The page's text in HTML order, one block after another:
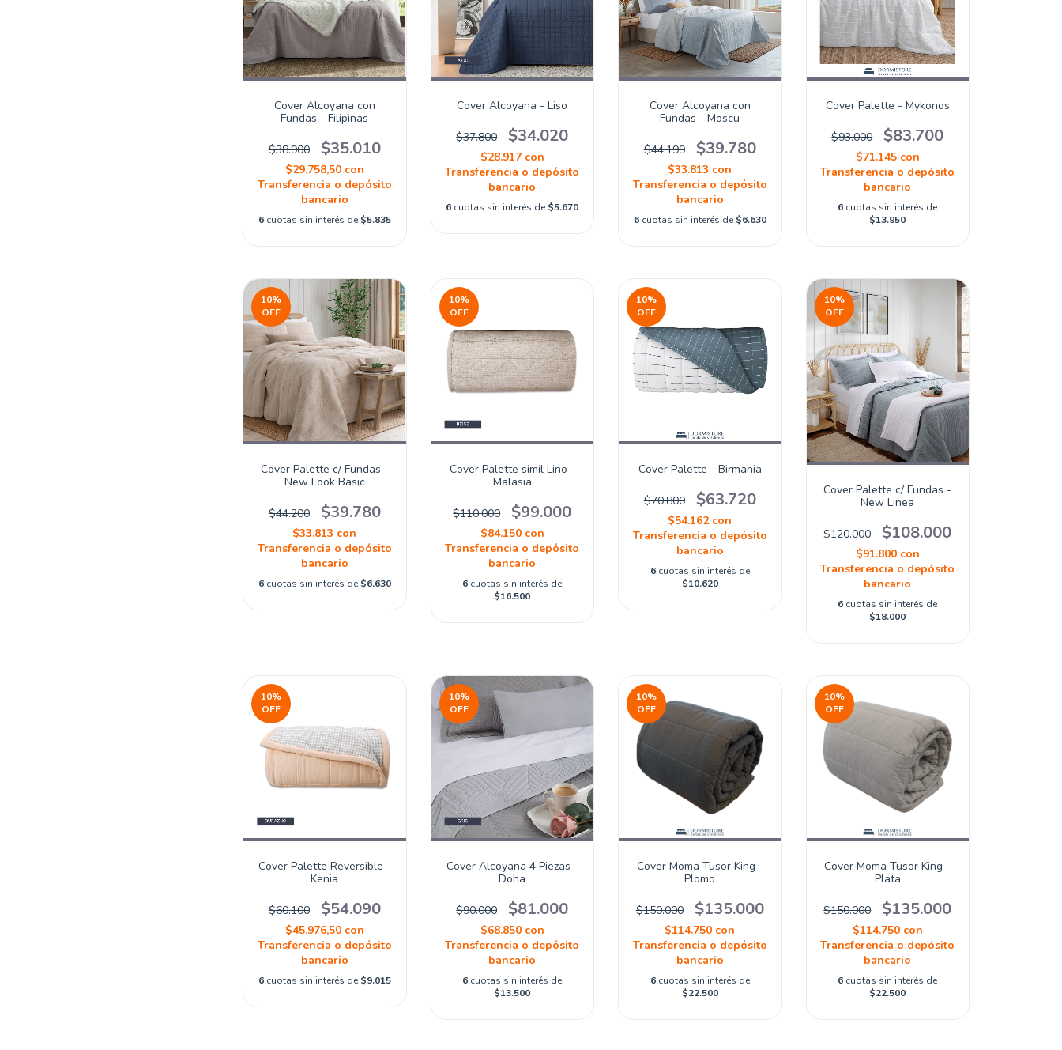
Cover Alcoyana con
Fundas - Filipinas
$38.900 $35.010
$29.758,50 con
Transferencia o depósito
bancario
6 cuotas sin interés de $5.835
Cover Alcoyana - Liso
$37.800 $34.020
$28.917 con
Transferencia o depósito
bancario
6 cuotas sin interés de $5.670
Cover Alcoyana con
Fundas - Moscu
$44.199 $39.780
$33.813 con
Transferencia o depósito
bancario
6 cuotas sin interés de $6.630
Cover Palette - Mykonos
$93.000 $83.700
$71.145 con
Transferencia o depósito
bancario
6 cuotas sin interés de
$13.950
10%
OFF
Cover Palette c/ Fundas -
New Look Basic
$44.200 $39.780
$33.813 con
Transferencia o depósito
bancario
6 cuotas sin interés de $6.630
10%
OFF
Cover Palette simil Lino -
Malasia
$110.000 $99.000
$84.150 con
Transferencia o depósito
bancario
6 cuotas sin interés de
$16.500
10%
OFF
Cover Palette - Birmania
$70.800 $63.720
$54.162 con
Transferencia o depósito
bancario
6 cuotas sin interés de
$10.620
10%
OFF
Cover Palette c/ Fundas -
New Linea
$120.000 $108.000
$91.800 con
Transferencia o depósito
bancario
6 cuotas sin interés de
$18.000
10%
OFF
Cover Palette Reversible -
Kenia
$60.100 $54.090
$45.976,50 con
Transferencia o depósito
bancario
6 cuotas sin interés de $9.015
10%
OFF
Cover Alcoyana 4 Piezas -
Doha
$90.000 $81.000
$68.850 con
Transferencia o depósito
bancario
6 cuotas sin interés de
$13.500
10%
OFF
Cover Moma Tusor King -
Plomo
$150.000 $135.000
$114.750 con
Transferencia o depósito
bancario
6 cuotas sin interés de
$22.500
10%
OFF
Cover Moma Tusor King -
Plata
$150.000 $135.000
$114.750 con
Transferencia o depósito
bancario
6 cuotas sin interés de
$22.500